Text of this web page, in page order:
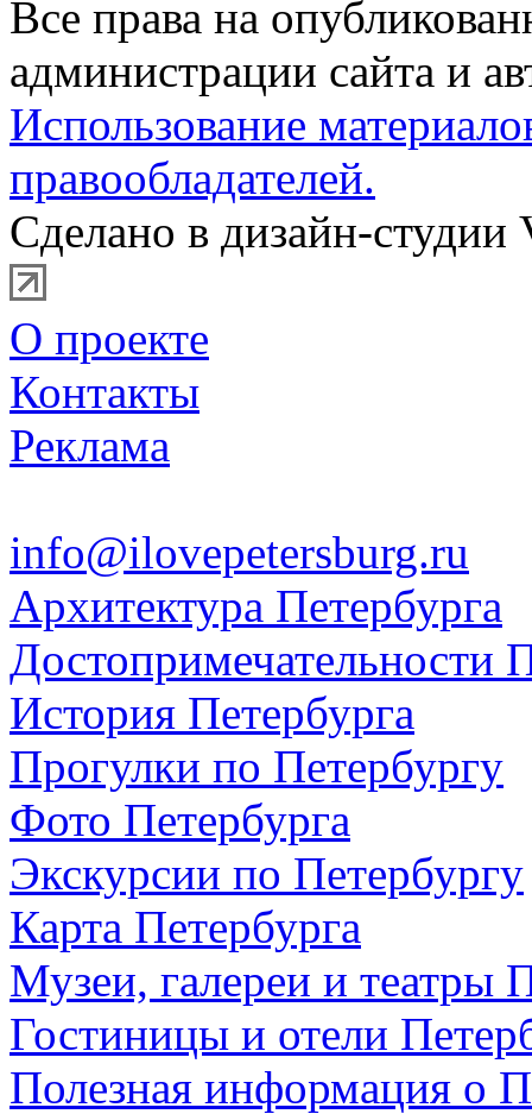
Все права на
администрации сайта и
Использование
правообладателей.
Сделано в дизайн-студии
О проекте
Контакты
Реклама
info@ilovepetersburg.ru
Архитектура Петербурга
Достопримечательности
История Петербурга
Прогулки по Петербургу
Фото Петербурга
Экскурсии по Петербургу
Карта Петербурга
Музеи, галереи и театры
Гостиницы и отели
Полезная информация о